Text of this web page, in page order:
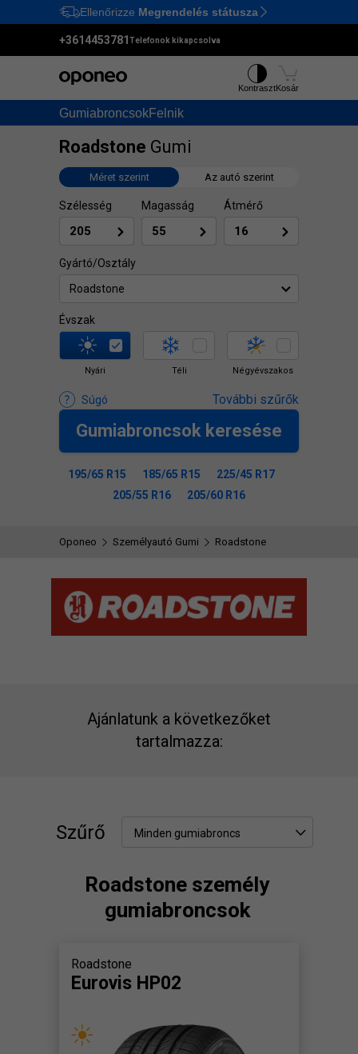
Ctrl M
Ellenőrizze Megrendelés státusza
+3614453781Telefonok kikapcsolva
GumiabroncsokFelnik
KontrasztKosár
Roadstone Gumi
Méret szerint Az autó szerint
Szélesség Magasság Átmérő
Gyártó/Osztály
Roadstone
Évszak
Nyári Téli Négyévszakos
Súgó További szűrők
Gumiabroncsok keresése
195/65 R15 185/65 R15
225/45 R17
205/55 R16
205/60 R16
Oponeo Személyautó Gumi Roadstone
Ajánlatunk a következőket
tartalmazza:
Szűrő Minden gumiabroncs
Roadstone személy
gumiabroncsok
Roadstone
Eurovis HP02